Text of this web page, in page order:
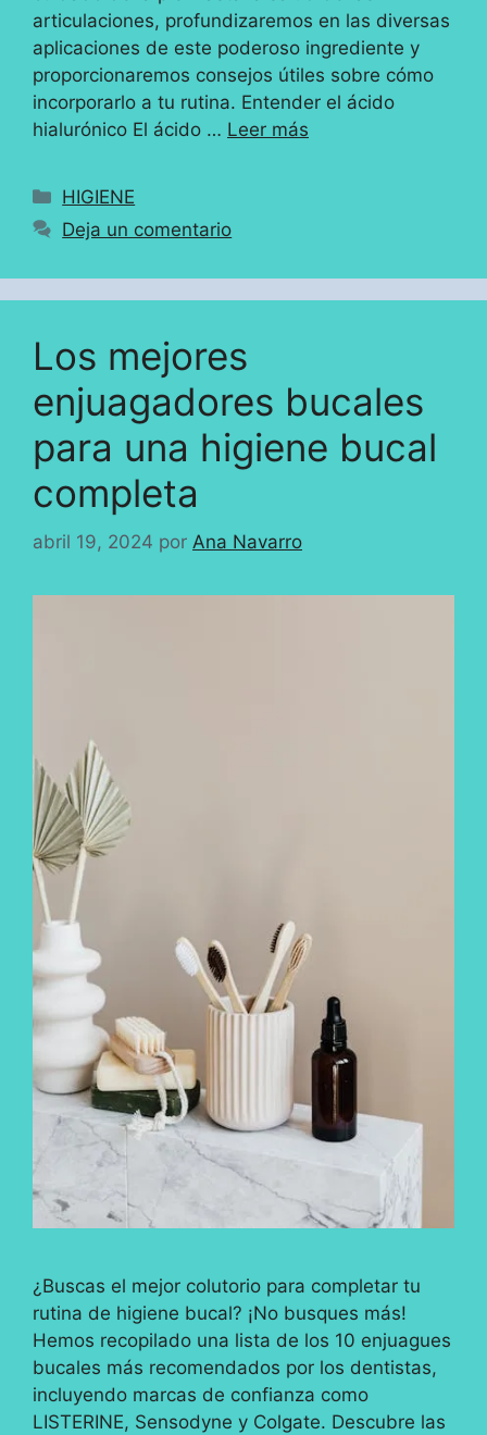
articulaciones, profundizaremos en las diversas
aplicaciones de este poderoso ingrediente y
proporcionaremos consejos útiles sobre cómo
incorporarlo a tu rutina. Entender el ácido
hialurónico El ácido … Leer más
Categorías
HIGIENE
Deja un comentario
Los mejores
enjuagadores bucales
para una higiene bucal
completa
abril 19, 2024 por Ana Navarro
¿Buscas el mejor colutorio para completar tu
rutina de higiene bucal? ¡No busques más!
Hemos recopilado una lista de los 10 enjuagues
bucales más recomendados por los dentistas,
incluyendo marcas de confianza como
LISTERINE, Sensodyne y Colgate. Descubre las